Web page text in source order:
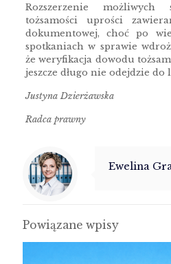
Rozszerzenie możliwych
tożsamości uprości
dokumentowej, choć po
spotkaniach w sprawie
że weryfikacja dowodu
jeszcze długo nie odejdzie do
Justyna Dzierżawska
Radca prawny
Ewelina
Powiązane wpisy